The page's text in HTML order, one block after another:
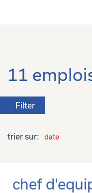
11
Filter
trier sur:
chef